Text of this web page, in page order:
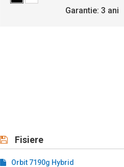
Garantie: 3 ani
Fisiere
Orbit 7190g Hybrid